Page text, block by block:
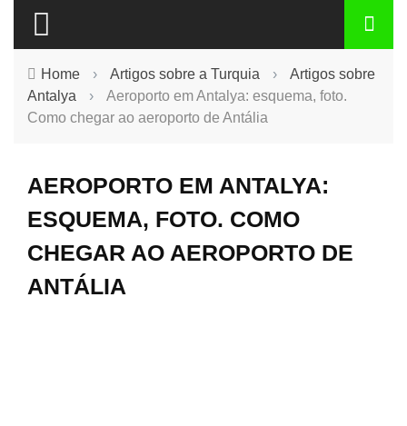
Home › Artigos sobre a Turquia ›
Artigos sobre
Antalya
›
Aeroporto em Antalya: esquema, foto.
Como chegar ao aeroporto de Antália
AEROPORTO EM ANTALYA:
ESQUEMA, FOTO. COMO
CHEGAR AO AEROPORTO DE
ANTÁLIA